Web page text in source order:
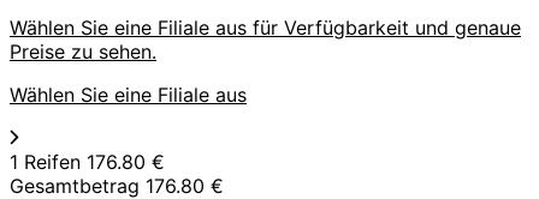
Wählen Sie eine Filiale aus für Verfügbarkeit und genaue
Preise zu sehen.
Wählen Sie eine Filiale aus
1 Reifen 176.80 €
Gesamtbetrag 176.80 €